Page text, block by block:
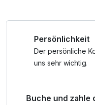
* Wasserfallpark von
* Aquardens Therme
* Weinberge &
Persönlichkeit
Der persönliche
uns sehr wichtig.
Buche und zahle